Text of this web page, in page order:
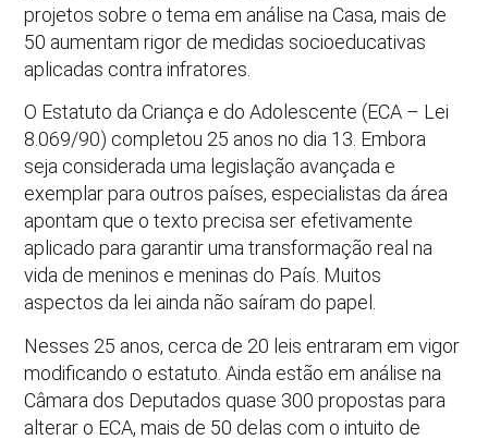
projetos sobre o tema em análise na Casa, mais de
50 aumentam rigor de medidas socioeducativas
aplicadas contra infratores.
O Estatuto da Criança e do Adolescente (ECA – Lei
8.069/90) completou 25 anos no dia 13. Embora
seja considerada uma legislação avançada e
exemplar para outros países, especialistas da área
apontam que o texto precisa ser efetivamente
aplicado para garantir uma transformação real na
vida de meninos e meninas do País. Muitos
aspectos da lei ainda não saíram do papel.
Nesses 25 anos, cerca de 20 leis entraram em vigor
modificando o estatuto. Ainda estão em análise na
Câmara dos Deputados quase 300 propostas para
alterar o ECA, mais de 50 delas com o intuito de